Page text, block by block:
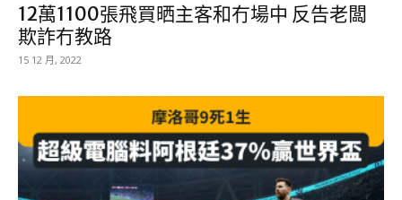
12萬1100張飛買晒主客和冇場中 反告老闆
欺詐冇教路
15 12 月, 2022